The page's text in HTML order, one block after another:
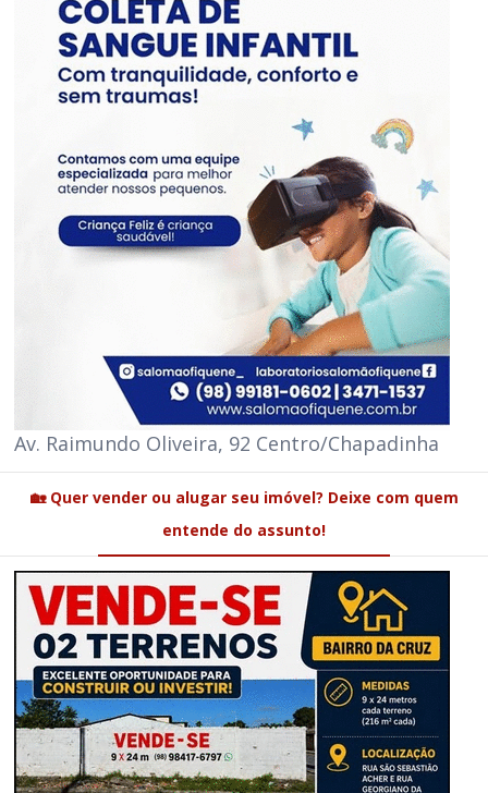
Av. Raimundo Oliveira, 92 Centro/Chapadinha
🏡 Quer vender ou alugar seu imóvel? Deixe com quem
entende do assunto!